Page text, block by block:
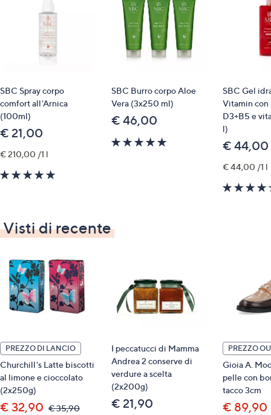
SBC Spray corpo
comfort all'Arnica
(100ml)
€ 21,00
€ 210,00 /1 l
SBC Burro corpo Aloe
Vera (3x250 ml)
€ 46,00
SBC Gel
Vitamin con
D3+B5 e
l)
€ 44,00
€ 44,00 /1 l
Visti di recente
PREZZO DI LANCIO
Churchill's Latte biscotti
al limone e cioccolato
(2x250g)
€ 32,90 € 35,90,
I peccatucci di Mamma
Andrea 2 conserve di
verdure a scelta
(2x200g)
€ 21,90
PREZZO
Gioia A.
pelle con
tacco 3cm
€ 89,90